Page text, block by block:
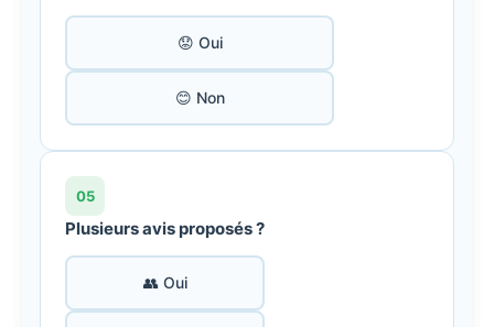
😟 Oui
😊 Non
05
Plusieurs avis proposés ?
👥 Oui